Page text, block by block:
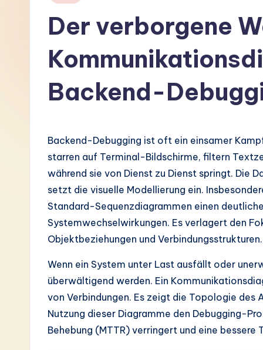
m
Der verborgene
Backend-
Backend-Debugging ist oft ein einsamer
starren auf Terminal-Bildschirme, filtern
während sie von Dienst zu Dienst springt. Die
setzt die visuelle Modellierung ein.
Standard-Sequenzdiagrammen einen
Systemwechselwirkungen. Es verlagert den
Objektbeziehungen und Verbindungsstrukturen.
Wenn ein System unter Last ausfällt oder
überwältigend werden. Ein
von Verbindungen. Es zeigt die Topologie
Nutzung dieser Diagramme den Debugging-
Behebung (MTTR) verringert und eine